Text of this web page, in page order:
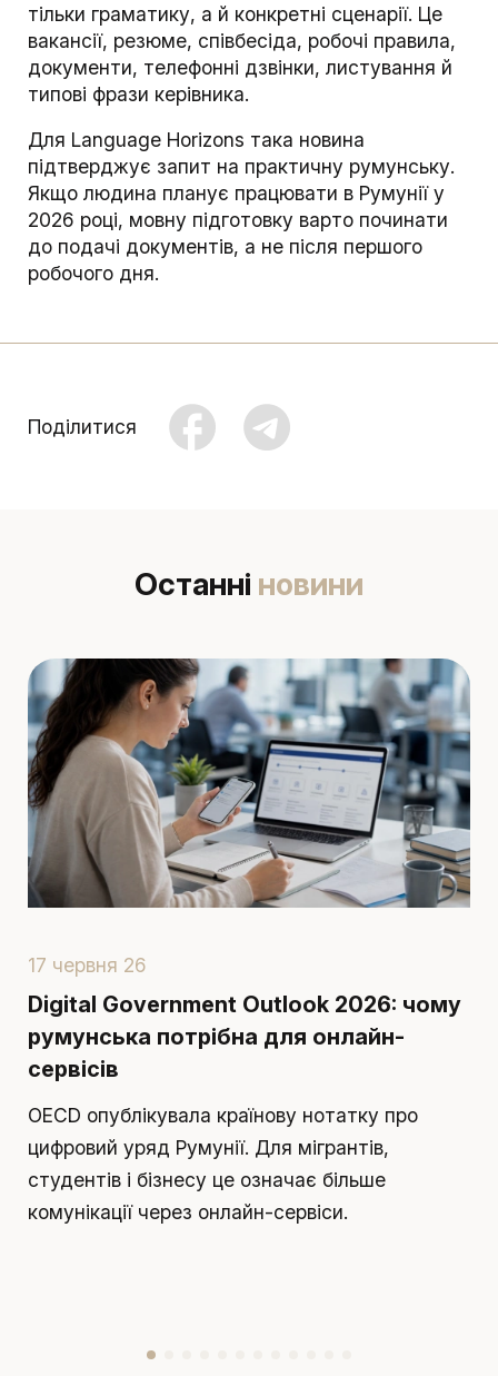
тільки граматику, а й конкретні сценарії. Це
вакансії, резюме, співбесіда, робочі правила,
документи, телефонні дзвінки, листування й
типові фрази керівника.
Для Language Horizons така новина
підтверджує запит на практичну румунську.
Якщо людина планує працювати в Румунії у
2026 році, мовну підготовку варто починати
до подачі документів, а не після першого
робочого дня.
Поділитися
Останні новини
17 червня 26
Digital Government Outlook 2026: чому
румунська потрібна для онлайн-
сервісів
OECD опублікувала країнову нотатку про
цифровий уряд Румунії. Для мігрантів,
студентів і бізнесу це означає більше
комунікації через онлайн-сервіси.